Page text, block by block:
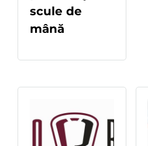
scule de
mână